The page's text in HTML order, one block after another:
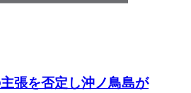
張を否定し沖ノ鳥島が